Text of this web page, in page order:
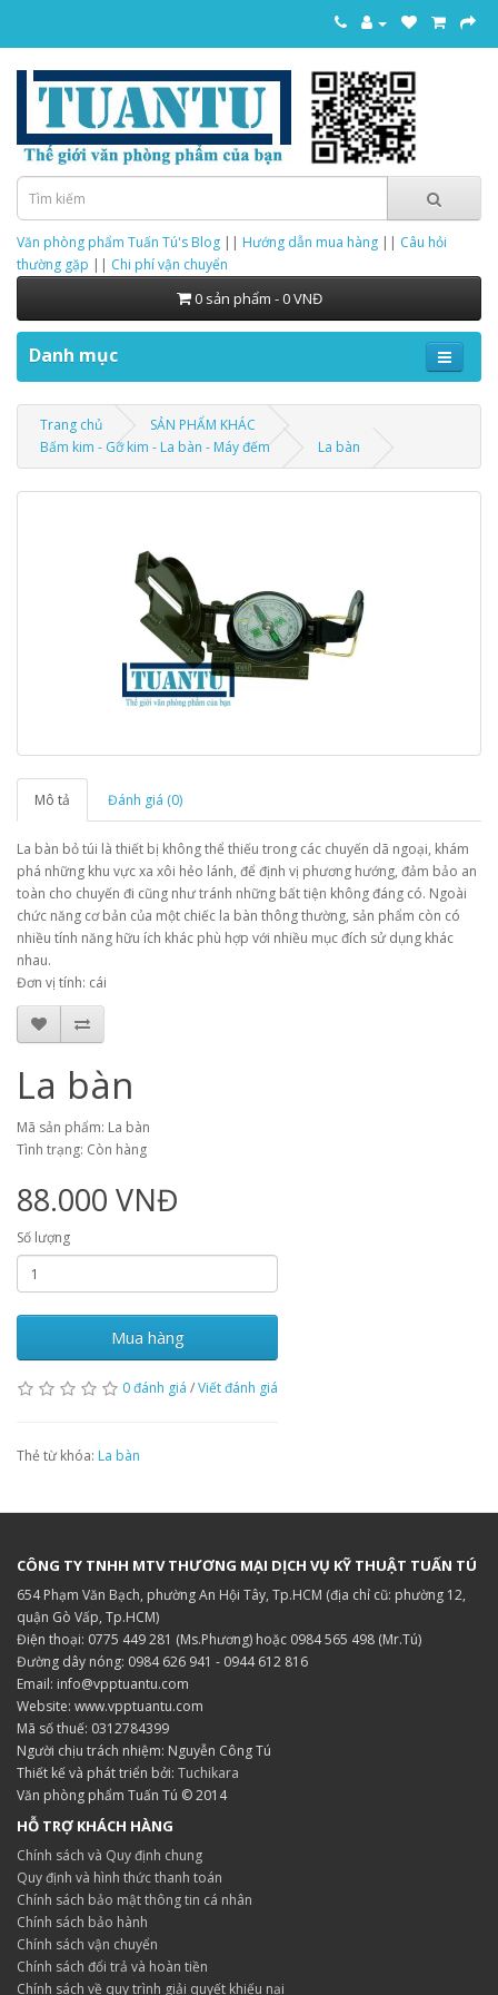
Văn phòng phẩm Tuấn Tú's Blog || Hướng dẫn mua hàng || Câu hỏi
thường gặp || Chi phí vận chuyển
0 sản phẩm - 0 VNĐ
Danh mục
Trang chủ
SẢN PHẨM KHÁC
Bấm kim - Gỡ kim - La bàn - Máy đếm
La bàn
Mô tả Đánh giá (0)
La bàn bỏ túi là thiết bị không thể thiếu trong các chuyến dã ngoại, khám
phá những khu vực xa xôi hẻo lánh, để định vị phương hướng, đảm bảo an
toàn cho chuyến đi cũng như tránh những bất tiện không đáng có. Ngoài
chức năng cơ bản của một chiếc la bàn thông thường, sản phẩm còn có
nhiều tính năng hữu ích khác phù hợp với nhiều mục đích sử dụng khác
nhau.
Đơn vị tính: cái
La bàn
Mã sản phẩm: La bàn
Tình trạng: Còn hàng
88.000 VNĐ
Số lượng
Mua hàng
0 đánh giá /Viết đánh giá
Thẻ từ khóa: La bàn
CÔNG TY TNHH MTV THƯƠNG MẠI DỊCH VỤ KỸ THUẬT TUẤN TÚ
654 Phạm Văn Bạch, phường An Hội Tây, Tp.HCM (địa chỉ cũ: phường 12,
quận Gò Vấp, Tp.HCM)
Điện thoại: 0775 449 281 (Ms.Phương) hoặc 0984 565 498 (Mr.Tú)
Đường dây nóng: 0984 626 941 - 0944 612 816
Email: info@vpptuantu.com
Website: www.vpptuantu.com
Mã số thuế: 0312784399
Người chịu trách nhiệm: Nguyễn Công Tú
Thiết kế và phát triển bởi: Tuchikara
Văn phòng phẩm Tuấn Tú © 2014
HỖ TRỢ KHÁCH HÀNG
Chính sách và Quy định chung
Quy định và hình thức thanh toán
Chính sách bảo mật thông tin cá nhân
Chính sách bảo hành
Chính sách vận chuyển
Chính sách đổi trả và hoàn tiền
Chính sách về quy trình giải quyết khiếu nại